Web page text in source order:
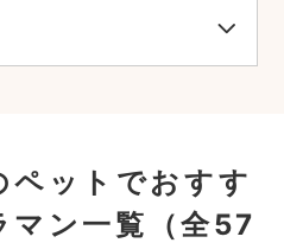
ペットでおすす
マン一覧
（全57